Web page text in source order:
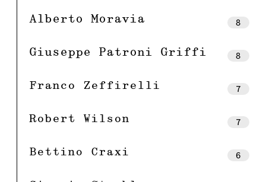
Alberto Moravia 8
Giuseppe Patroni Griffi 8
Franco Zeffirelli 7
Robert Wilson 7
Bettino Craxi 6